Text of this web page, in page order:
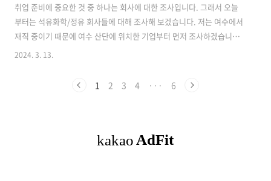
취업 준비에 중요한 것 중 하나는 회사에 대한 조사입니다. 그래서 오늘
부터는 석유화학/정유 회사들에 대해 조사해 보겠습니다. 저는 여수에서
재직 중이기 때문에 여수 산단에 위치한 기업부터 먼저 조사하겠습니다.
회사 사업이나 재무제표 등의 정보는 다트에 들어가서 조사할 수 있습니
보여줍니다. dart.fss.or.kr LG화학 [단독] "중국 못 이겨" LG화학 '눈
멈춰 NCC 2 www.hankyung.c..
2024. 3. 13.
1 2 3 4 ··· 6